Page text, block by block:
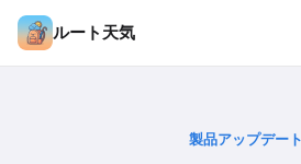
ルート天気
製品アップデート